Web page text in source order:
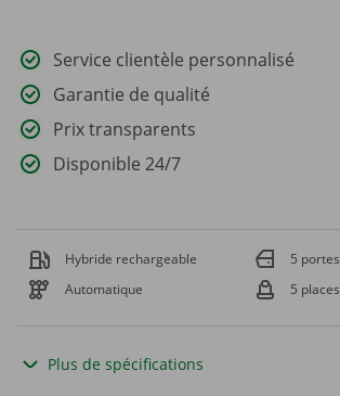
Service clientèle personnalisé
Garantie de qualité
Prix transparents
Disponible 24/7
Hybride rechargeable
5 portes
Automatique
5 places
Plus de spécifications